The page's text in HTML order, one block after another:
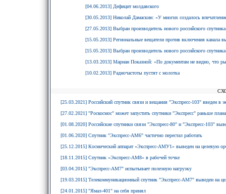
[04.06.2013] Дефицит молдавского
[30.05.2013] Николай Дамаскин: «У многих создалось
[27.05.2013] Выбран производитель нового российского
[15.05.2013] Региональные вещатели против включения канала
[15.05.2013] Выбран производитель нового российского
[13.03.2013] Мариан Показной: «По документам не видно, что
[10.02.2013] Радиочастоты пустят с молотка
[25.03.2021] Российский спутник связи и вещания "Экспресс-103" введен в
[27.02.2021] "Роскосмос" может запустить спутники "Экспресс" раньше плана
[01.08.2020] Российские спутники связи "Экспресс-80" и "Экспресс-103"
[01.06.2020] Спутник "Экспресс-АМ6" частично перестал работать
[25.12.2015] Космический аппарат «Экспресс-АМУ1» выведен на целевую
[18.11.2015] Спутник «Экспресс-АМ8» в рабочей точке
[03.04.2015] "Экспресс-АМ7" испытывает полезную нагрузку
[19.03.2015] Телекоммуникационный спутник "Экспресс-АМ7" выведен на
[24.01.2015] "Ямал-401" на себя принял